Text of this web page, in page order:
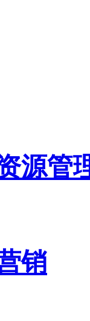
源管
销